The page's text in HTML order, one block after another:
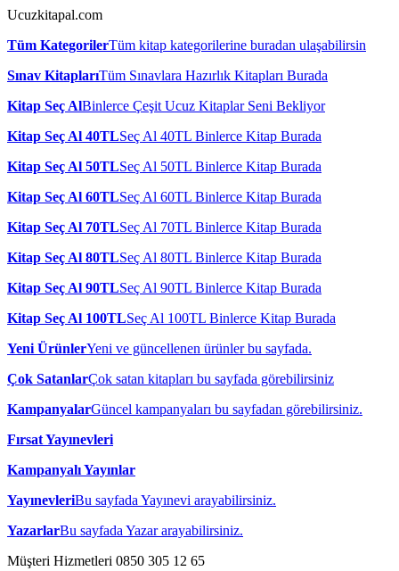
Ucuzkitapal.com
Tüm KategorilerTüm kitap kategorilerine buradan ulaşabilirsin
Sınav KitaplarıTüm Sınavlara Hazırlık Kitapları Burada
Kitap Seç AlBinlerce Çeşit Ucuz Kitaplar Seni Bekliyor
Kitap Seç Al 40TLSeç Al 40TL Binlerce Kitap Burada
Kitap Seç Al 50TLSeç Al 50TL Binlerce Kitap Burada
Kitap Seç Al 60TLSeç Al 60TL Binlerce Kitap Burada
Kitap Seç Al 70TLSeç Al 70TL Binlerce Kitap Burada
Kitap Seç Al 80TLSeç Al 80TL Binlerce Kitap Burada
Kitap Seç Al 90TLSeç Al 90TL Binlerce Kitap Burada
Kitap Seç Al 100TLSeç Al 100TL Binlerce Kitap Burada
Yeni ÜrünlerYeni ve güncellenen ürünler bu sayfada.
Çok SatanlarÇok satan kitapları bu sayfada görebilirsiniz
KampanyalarGüncel kampanyaları bu sayfadan görebilirsiniz.
Fırsat Yayınevleri
Kampanyalı Yayınlar
YayınevleriBu sayfada Yayınevi arayabilirsiniz.
YazarlarBu sayfada Yazar arayabilirsiniz.
Müşteri Hizmetleri 0850 305 12 65